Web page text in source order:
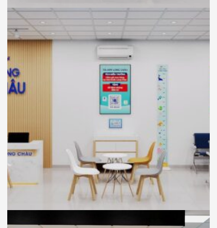
Thiết Kế Phối Cảnh 3D Trung Tâm Tiêm
Chủng Long Châu , Chơn Thành, Bình
Phước
NHÀ THUỐC LONG CHÂU THIẾT KẾ
Thiết Kế Phối Cảnh 3D Trung Tâm Tiêm
Chủng Long Châu , Tân Thuận Đông, Tp